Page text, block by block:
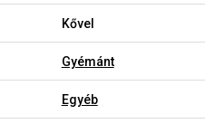
Kővel
Gyémánt
Egyéb